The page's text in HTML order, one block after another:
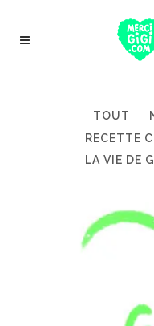
TOUT
RECETTE
LA VIE DE